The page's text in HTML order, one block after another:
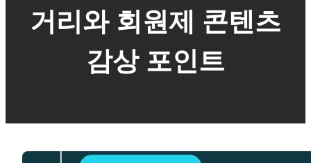
거리와 회원제 콘텐츠
감상 포인트